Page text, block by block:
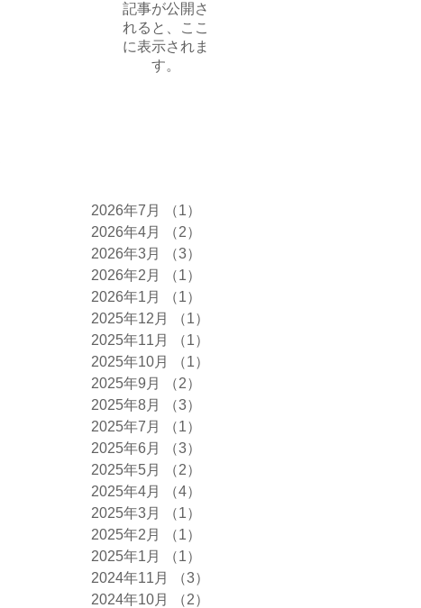
記事が公開さ
れると、ここ
に表示されま
す。
2026年7月 （1）
2026年4月
（2）
2026年3月
（3）
2026年2月
（1）
2026年1月
（1）
2025年12月
（1）
2025年11月
（1）
2025年10月
（1）
2025年9月
（2）
2025年8月
（3）
2025年7月
（1）
2025年6月
（3）
2025年5月
（2）
2025年4月
（4）
2025年3月
（1）
2025年2月
（1）
2025年1月
（1）
2024年11月
（3）
2024年10月
（2）